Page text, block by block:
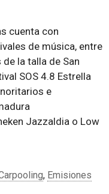
cuenta con
de música, entre
la talla de San
SOS 4.8 Estrella
e
Jazzaldia o Low
, Emisiones